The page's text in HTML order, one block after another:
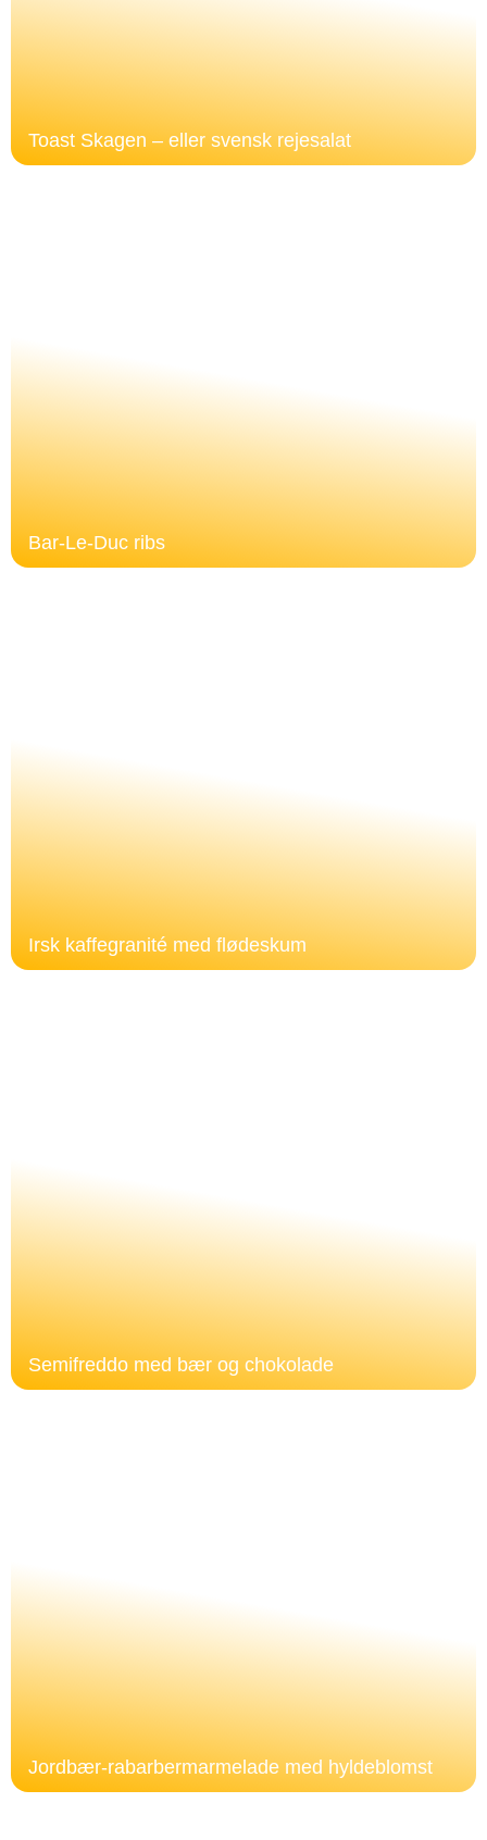
Toast Skagen – eller svensk rejesalat
Bar-Le-Duc ribs
Irsk kaffegranité med flødeskum
Semifreddo med bær og chokolade
Jordbær-rabarbermarmelade med hyldeblomst